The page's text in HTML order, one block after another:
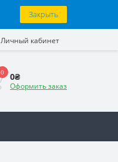
Закрыть
Личный кабинет
0 0₴
Оформить заказ